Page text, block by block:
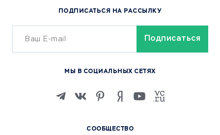
Сервисы доставки
ОБУЧЕНИЕ И РАБОТА
Изучение иностранных
Маркетинг и продажи
СООБЩЕСТВО
ПОДПИСАТЬСЯ НА РАССЫЛКУ
МЫ В СОЦИАЛЬНЫХ СЕТЯХ